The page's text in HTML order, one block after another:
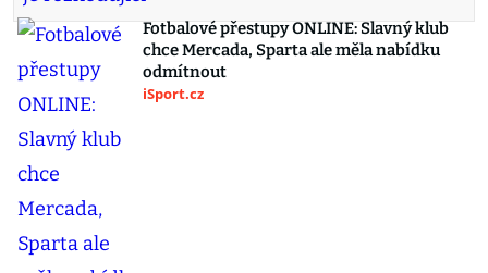
Fotbalové přestupy ONLINE: Slavný klub
chce Mercada, Sparta ale měla nabídku
odmítnout
iSport.cz